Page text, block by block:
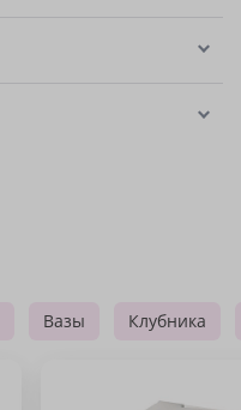
Вазы Клубника